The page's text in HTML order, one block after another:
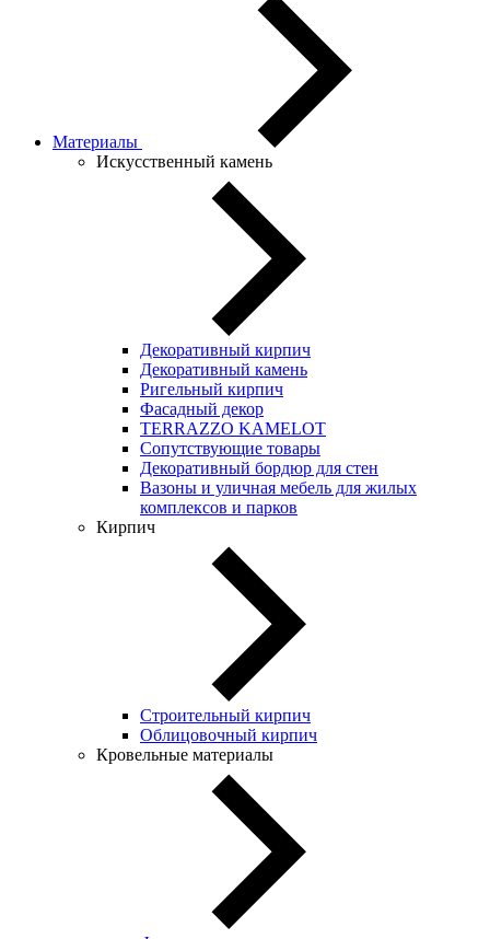
Материалы
Искусственный камень
Декоративный кирпич
Декоративный камень
Ригельный кирпич
Фасадный декор
TERRAZZO KAMELOT
Сопутствующие товары
Декоративный бордюр для стен
Вазоны и уличная мебель для жилых
комплексов и парков
Кирпич
Строительный кирпич
Облицовочный кирпич
Кровельные материалы